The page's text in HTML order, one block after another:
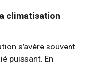
climatisation
s’avère souvent
puissant. En